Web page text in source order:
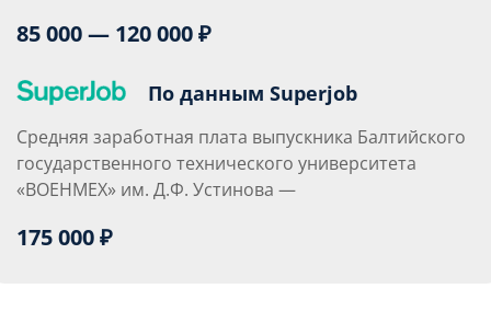
85 000 — 120 000 ₽
По данным Superjob
Средняя заработная плата выпускника Балтийского
государственного технического университета
«ВОЕНМЕХ» им. Д.Ф. Устинова —
175 000 ₽